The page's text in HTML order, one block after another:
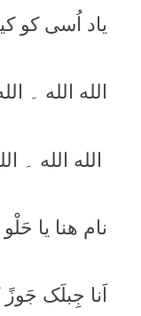
ياد اُسی کو
الله الله ۔
الله الله ۔
نام ھنا يا
اَنا جِبلَک